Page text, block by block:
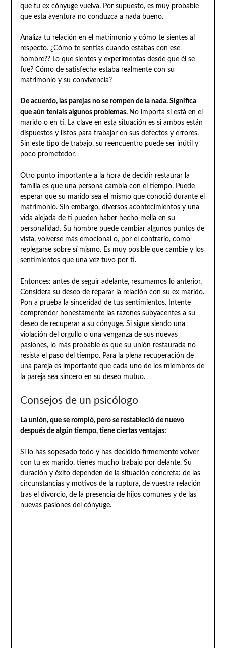
que tu ex cónyuge vuelva. Por supuesto, es muy probable
que esta aventura no conduzca a nada bueno.
Analiza tu relación en el matrimonio y cómo te sientes al
respecto. ¿Cómo te sentías cuando estabas con ese
hombre?? Lo que sientes y experimentas desde que él se
fue? Cómo de satisfecha estaba realmente con su
matrimonio y su convivencia?
De acuerdo, las parejas no se rompen de la nada. Significa
que aún teníais algunos problemas. No importa si está en el
marido o en ti. La clave en esta situación es si ambos están
dispuestos y listos para trabajar en sus defectos y errores.
Sin este tipo de trabajo, su reencuentro puede ser inútil y
poco prometedor.
Otro punto importante a la hora de decidir restaurar la
familia es que una persona cambia con el tiempo. Puede
esperar que su marido sea el mismo que conoció durante el
matrimonio. Sin embargo, diversos acontecimientos y una
vida alejada de ti pueden haber hecho mella en su
personalidad. Su hombre puede cambiar algunos puntos de
vista, volverse más emocional o, por el contrario, como
replegarse sobre sí mismo. Es muy posible que cambie y los
sentimientos que una vez tuvo por ti.
Entonces: antes de seguir adelante, resumamos lo anterior.
Considera su deseo de reparar la relación con su ex marido.
Pon a prueba la sinceridad de tus sentimientos. Intente
comprender honestamente las razones subyacentes a su
deseo de recuperar a su cónyuge. Si sigue siendo una
violación del orgullo o una venganza de sus nuevas
pasiones, lo más probable es que su unión restaurada no
resista el paso del tiempo. Para la plena recuperación de
una pareja es importante que cada uno de los miembros de
la pareja sea sincero en su deseo mutuo.
Consejos de un psicólogo
La unión, que se rompió, pero se restableció de nuevo
después de algún tiempo, tiene ciertas ventajas:
Si lo has sopesado todo y has decidido firmemente volver
con tu ex marido, tienes mucho trabajo por delante. Su
duración y éxito dependen de la situación concreta: de las
circunstancias y motivos de la ruptura, de vuestra relación
tras el divorcio, de la presencia de hijos comunes y de las
nuevas pasiones del cónyuge.